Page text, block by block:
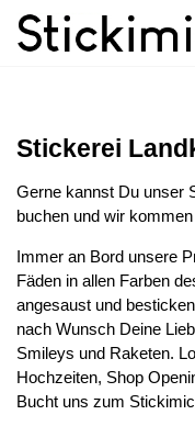
Stickerei
Gerne kannst Du unser
buchen und wir
Immer an Bord unsere
Fäden in allen Farben
angesaust und
nach Wunsch Deine
Smileys und Raketen.
Hochzeiten, Shop
Bucht uns zum